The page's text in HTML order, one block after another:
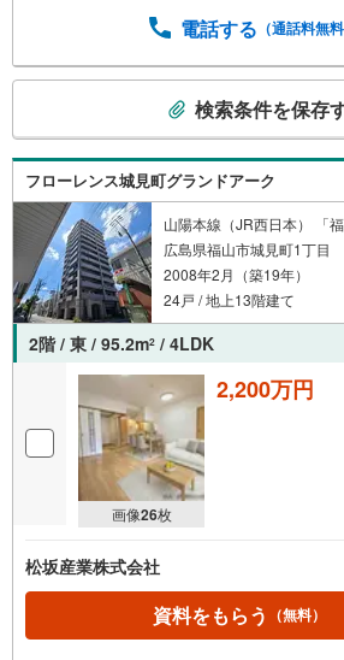
電話する （通話料無料
検
索
条
通
知
を
受
る
・
マ
イ
検索条件を保存
フローレンス城見町グランドアーク
山陽本線（JR西日本） 「
広島県福山市城見町1丁目
2008年2月（築19年）
24戸 / 地上13階建て
2階 / 東 / 95.2m2 / 4LDK
画像26枚
2,200万円
松坂産業株式会社
資料をもらう （無料）